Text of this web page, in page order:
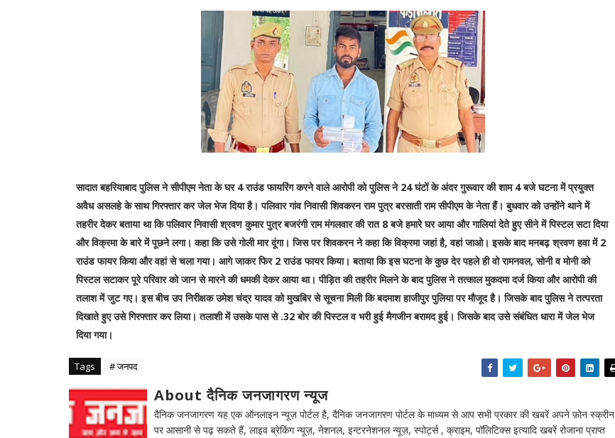
सादात बहरियाबाद पुलिस ने सीपीएम नेता के घर 4 राउंड फायरिंग करने वाले आरोपी को पुलिस ने 24 घंटों के अंदर गुरूवार की शाम 4 बजे घटना में प्रयुक्त
अवैध असलहे के साथ गिरफ्तार कर जेल भेज दिया है। पलिवार गांव निवासी शिवकरन राम पुत्र बरसाती राम सीपीएम के नेता हैं। बुधवार को उन्होंने थाने में
तहरीर देकर बताया था कि पलिवार निवासी श्रवण कुमार पुत्र बजरंगी राम मंगलवार की रात 8 बजे हमारे घर आया और गालियां देते हुए सीने में पिस्टल सटा दिया
और विक्रमा के बारे में पूछने लगा। कहा कि उसे गोली मार दूंगा। जिस पर शिवकरन ने कहा कि विक्रमा जहां है, वहां जाओ। इसके बाद मनबढ़ श्रवण हवा में 2
राउंड फायर किया और वहां से चला गया। आगे जाकर फिर 2 राउंड फायर किया। बताया कि इस घटना के कुछ देर पहले ही वो रामनवल, सोनी व मोनी को
पिस्टल सटाकर पूरे परिवार को जान से मारने की धमकी देकर आया था। पीड़ित की तहरीर मिलने के बाद पुलिस ने तत्काल मुकदमा दर्ज किया और आरोपी की
तलाश में जुट गए। इस बीच उप निरीक्षक उमेश चंद्र यादव को मुखबिर से सूचना मिली कि बदमाश हाजीपुर पुलिया पर मौजूद है। जिसके बाद पुलिस ने तत्परता
दिखाते हुए उसे गिरफ्तार कर लिया। तलाशी में उसके पास से .32 बोर की पिस्टल व भरी हुई मैगजीन बरामद हुई। जिसके बाद उसे संबंधित धारा में जेल भेज
दिया गया।
Tags # जनपद
About दैनिक जनजागरण न्यूज
दैनिक जनजागरण यह एक ऑनलाइन न्यूज़ पोर्टल है, दैनिक जनजागरण पोर्टल के माध्यम से आप सभी प्रकार की खबरें अपने फ़ोन स्क्रीन
पर आसानी से पढ़ सकते हैं, लाइव ब्रेकिंग न्यूज़, नेशनल, इन्टरनेशनल न्यूज़, स्पोर्ट्स , क्राइम, पॉलिटिक्स इत्यादि खबरें रोजाना प्राप्त